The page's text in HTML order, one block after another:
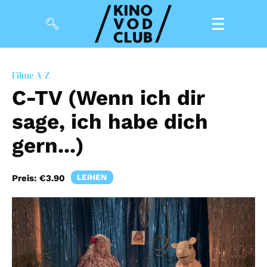
Magazin
Kuratierungen
Events
So geht’s
Filmpakete
Gutscheine
& Filmpässe
Filme A-Z
C-TV (Wenn ich dir
sage, ich habe dich
gern...)
Preis: €3.90 LEIHEN